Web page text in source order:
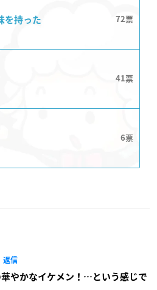
を持った 72
41
6
返信
やかなイケメン！…という感じで